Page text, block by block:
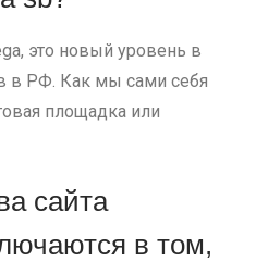
это новый уровень в
в РФ. Как мы сами себя
площадка или
сайта
в том,